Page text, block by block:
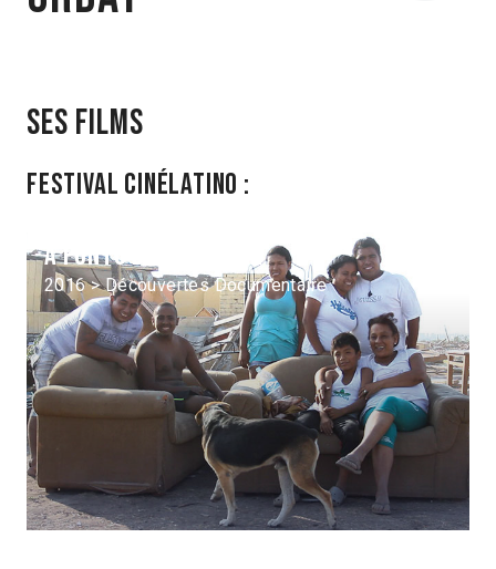
Ses films
Festival Cinélatino :
A punto de despegar
2016 > Découvertes Documentaire